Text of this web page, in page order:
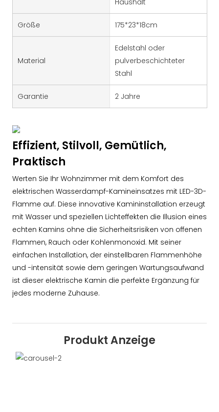
Haushalt
Größe 175*23*18cm
Material
Edelstahl oder
pulverbeschichteter
Stahl
Garantie 2 Jahre
Effizient, Stilvoll, Gemütlich,
Praktisch
Werten Sie Ihr Wohnzimmer mit dem Komfort des
elektrischen Wasserdampf-Kamineinsatzes mit LED-3D-
Flamme auf. Diese innovative Kamininstallation erzeugt
mit Wasser und speziellen Lichteffekten die Illusion eines
echten Kamins ohne die Sicherheitsrisiken von offenen
Flammen, Rauch oder Kohlenmonoxid. Mit seiner
einfachen Installation, der einstellbaren Flammenhöhe
und -intensität sowie dem geringen Wartungsaufwand
ist dieser elektrische Kamin die perfekte Ergänzung für
jedes moderne Zuhause.
Produkt Anzeige